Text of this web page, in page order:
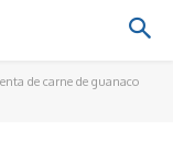
de carne de guanaco